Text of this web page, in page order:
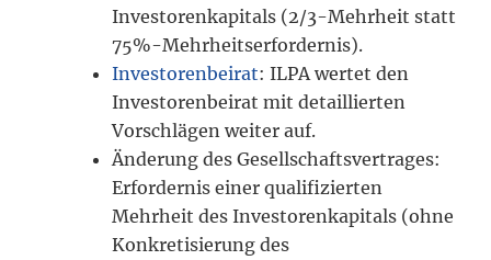
Investorenkapitals (2/3-Mehrheit statt
75%-Mehrheitserfordernis).
Investorenbeirat: ILPA wertet den
Investorenbeirat mit detaillierten
Vorschlägen weiter auf.
Änderung des Gesellschaftsvertrages:
Erfordernis einer qualifizierten
Mehrheit des Investorenkapitals (ohne
Konkretisierung des